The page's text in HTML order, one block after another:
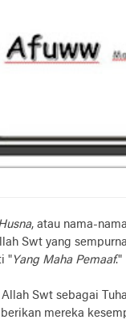
, atau nama-
Swt yang
"Yang Maha Pemaaf."
Swt sebagai
mereka